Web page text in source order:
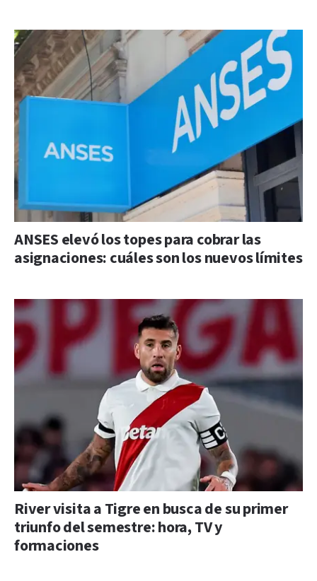
ANSES elevó los topes para cobrar las
asignaciones: cuáles son los nuevos límites
River visita a Tigre en busca de su primer
triunfo del semestre: hora, TV y
formaciones